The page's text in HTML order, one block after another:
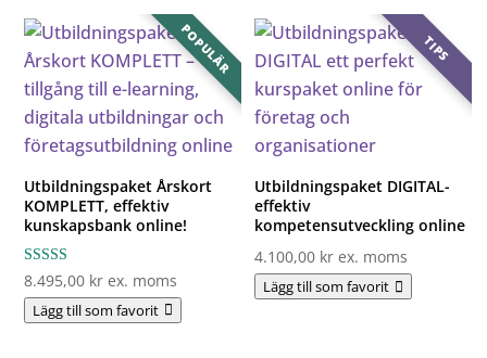
POPULÄR
Utbildningspaket Årskort
KOMPLETT, effektiv
kunskapsbank online!
Betygsatt
5.00
av 5
8.495,00 kr ex. moms
Lägg till som favorit
TIPS
Utbildningspaket DIGITAL-
effektiv
kompetensutveckling online
4.100,00 kr ex. moms
Lägg till som favorit